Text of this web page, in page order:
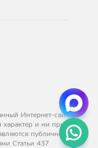
Интернет-сайт
и ни при
публичной
Статьи 437